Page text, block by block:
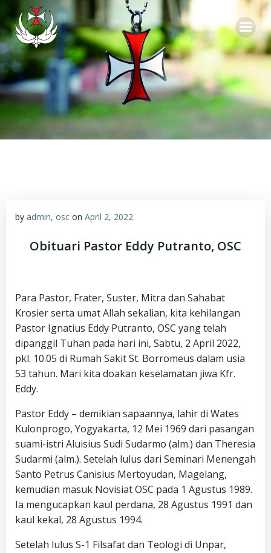
Skip
to
content
by admin, osc on April 2, 2022
Obituari Pastor Eddy Putranto, OSC
Para Pastor, Frater, Suster, Mitra dan Sahabat
Krosier serta umat Allah sekalian, kita kehilangan
Pastor Ignatius Eddy Putranto, OSC yang telah
dipanggil Tuhan pada hari ini, Sabtu, 2 April 2022,
pkl. 10.05 di Rumah Sakit St. Borromeus dalam usia
53 tahun. Mari kita doakan keselamatan jiwa Kfr.
Eddy.
Pastor Eddy – demikian sapaannya, lahir di Wates
Kulonprogo, Yogyakarta, 12 Mei 1969 dari pasangan
suami-istri Aluisius Sudi Sudarmo (alm.) dan Theresia
Sudarmi (alm.). Setelah lulus dari Seminari Menengah
Santo Petrus Canisius Mertoyudan, Magelang,
kemudian masuk Novisiat OSC pada 1 Agustus 1989.
Ia mengucapkan kaul perdana, 28 Agustus 1991 dan
kaul kekal, 28 Agustus 1994.
Setelah lulus S-1 Filsafat dan Teologi di Unpar,